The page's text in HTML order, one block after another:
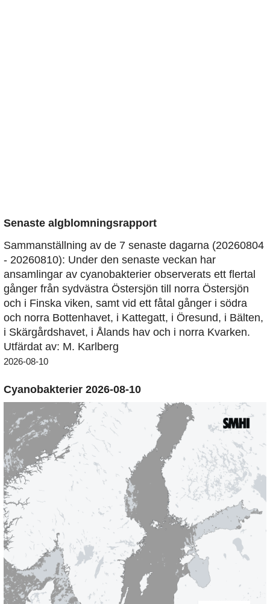
Senaste algblomningsrapport
Sammanställning av de 7 senaste dagarna (20260804
- 20260810): Under den senaste veckan har
ansamlingar av cyanobakterier observerats ett flertal
gånger från sydvästra Östersjön till norra Östersjön
och i Finska viken, samt vid ett fåtal gånger i södra
och norra Bottenhavet, i Kattegatt, i Öresund, i Bälten,
i Skärgårdshavet, i Ålands hav och i norra Kvarken.
Utfärdat av: M. Karlberg
2026-08-10
Cyanobakterier 2026-08-10